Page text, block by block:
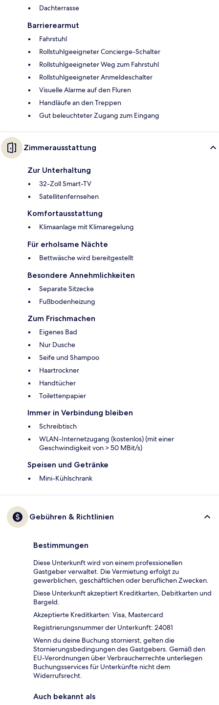
Dachterrasse
Barrierearmut
Fahrstuhl
Rollstuhlgeeigneter Concierge-Schalter
Rollstuhlgeeigneter Weg zum Fahrstuhl
Rollstuhlgeeigneter Anmeldeschalter
Visuelle Alarme auf den Fluren
Handläufe an den Treppen
Gut beleuchteter Zugang zum Eingang
Zimmerausstattung
Zur Unterhaltung
32-Zoll Smart-TV
Satellitenfernsehen
Komfortausstattung
Klimaanlage mit Klimaregelung
Für erholsame Nächte
Bettwäsche wird bereitgestellt
Besondere Annehmlichkeiten
Separate Sitzecke
Fußbodenheizung
Zum Frischmachen
Eigenes Bad
Nur Dusche
Seife und Shampoo
Haartrockner
Handtücher
Toilettenpapier
Immer in Verbindung bleiben
Schreibtisch
WLAN-Internetzugang (kostenlos) (mit einer
Geschwindigkeit von > 50 MBit/s)
Speisen und Getränke
Mini-Kühlschrank
Gebühren & Richtlinien
Bestimmungen
Diese Unterkunft wird von einem professionellen
Gastgeber verwaltet. Die Vermietung erfolgt zu
gewerblichen, geschäftlichen oder beruflichen Zwecken.
Diese Unterkunft akzeptiert Kreditkarten, Debitkarten und
Bargeld.
Akzeptierte Kreditkarten: Visa, Mastercard
Registrierungsnummer der Unterkunft: 24081
Wenn du deine Buchung stornierst, gelten die
Stornierungsbedingungen des Gastgebers. Gemäß den
EU-Verordnungen über Verbraucherrechte unterliegen
Buchungsservices für Unterkünfte nicht dem
Widerrufsrecht.
Auch bekannt als